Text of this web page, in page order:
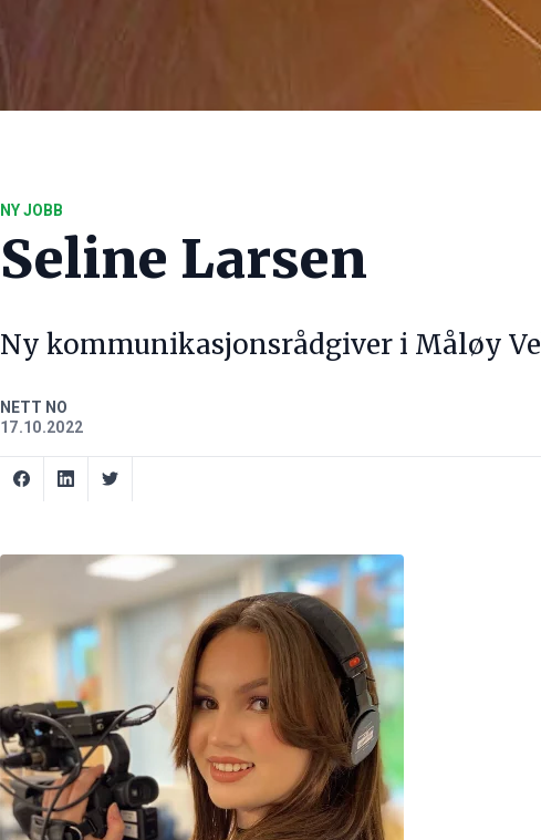
NY JOBB
Seline Larsen
Ny kommunikasjonsrådgiver i Måløy
NETT NO
17.10.2022